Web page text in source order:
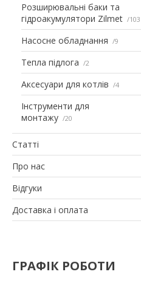
Розширювальні баки та
гідроакумулятори Zilmet
103
Насосне обладнання 9
Тепла підлога 2
Аксесуари для котлів 4
Інструменти для
монтажу
20
Статті
Про нас
Відгуки
Доставка і оплата
ГРАФІК РОБОТИ